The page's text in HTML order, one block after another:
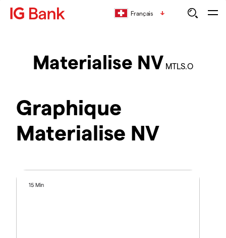
Français
Materialise NV MTLS.O
Graphique
Materialise NV
15 Min